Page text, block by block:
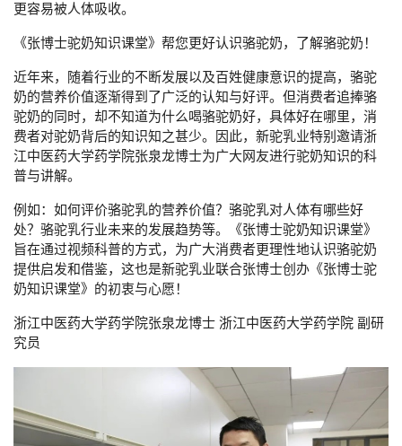
更容易被人体吸收。
《张博士驼奶知识课堂》帮您更好认识骆驼奶，了解骆驼奶！
近年来，随着行业的不断发展以及百姓健康意识的提高，骆驼
奶的营养价值逐渐得到了广泛的认知与好评。但消费者追捧骆
驼奶的同时，却不知道为什么喝骆驼奶好，具体好在哪里，消
费者对驼奶背后的知识知之甚少。因此，新驼乳业特别邀请浙
江中医药大学药学院张泉龙博士为广大网友进行驼奶知识的科
普与讲解。
例如：如何评价骆驼乳的营养价值？骆驼乳对人体有哪些好
处？骆驼乳行业未来的发展趋势等。《张博士驼奶知识课堂》
旨在通过视频科普的方式，为广大消费者更理性地认识骆驼奶
提供启发和借鉴，这也是新驼乳业联合张博士创办《张博士驼
奶知识课堂》的初衷与心愿！
浙江中医药大学药学院张泉龙博士 浙江中医药大学药学院 副研
究员